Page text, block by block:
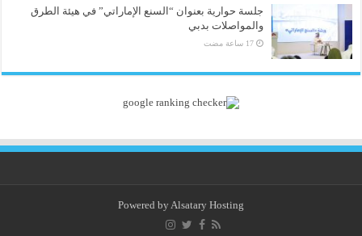
جلسة حوارية بعنوان “السنع الإماراتي” في هيئة الطرق
والمواصلات بدبي
Powered byAlsatary Hosting